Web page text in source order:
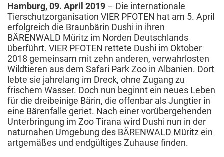
Hamburg, 09. April 2019 – Die internationale
Tierschutzorganisation VIER PFOTEN hat am 5. April
erfolgreich die Braunbärin Dushi in ihren
BÄRENWALD Müritz im Norden Deutschlands
überführt. VIER PFOTEN rettete Dushi im Oktober
2018 gemeinsam mit zehn anderen, verwahrlosten
Wildtieren aus dem Safari Park Zoo in Albanien. Dort
lebte sie jahrelang im Dreck, ohne Zugang zu
frischem Wasser. Doch nun beginnt ein neues Leben
für die dreibeinige Bärin, die offenbar als Jungtier in
eine Bärenfalle geriet. Nach einer vorübergehenden
Unterbringung im Zoo Tirana wird Dushi nun in der
naturnahen Umgebung des BÄRENWALD Müritz ein
artgemäßes und endgültiges Zuhause finden.